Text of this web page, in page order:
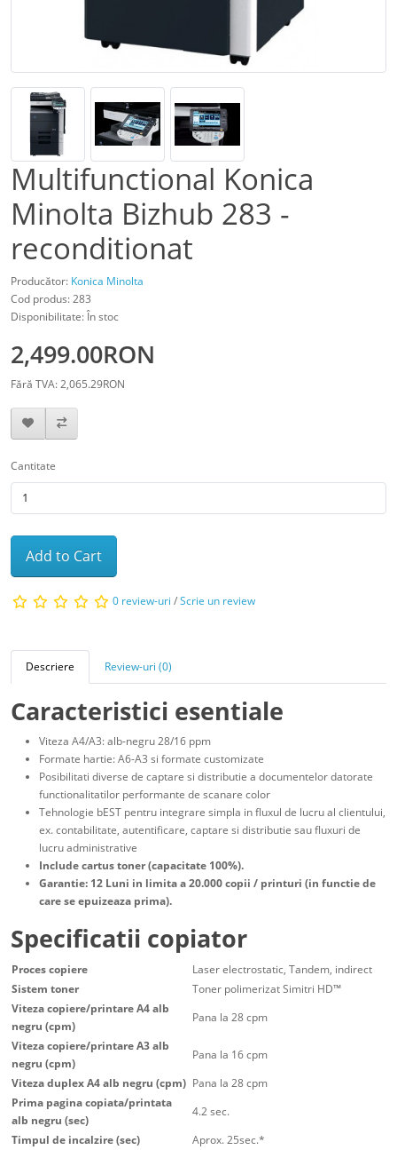
Multifunctional Konica
Minolta Bizhub 283 -
reconditionat
Producător: Konica Minolta
Cod produs: 283
Disponibilitate: În stoc
2,499.00RON
Fără TVA: 2,065.29RON
Cantitate
Add to Cart
0 review-uri /Scrie un review
Descriere Review-uri (0)
Caracteristici esentiale
Viteza A4/A3: alb-negru 28/16 ppm
Formate hartie: A6-A3 si formate customizate
Posibilitati diverse de captare si distributie a documentelor datorate
functionalitatilor performante de scanare color
Tehnologie bEST pentru integrare simpla in fluxul de lucru al clientului,
ex. contabilitate, autentificare, captare si distributie sau fluxuri de
lucru administrative
Include cartus toner (capacitate 100%).
Garantie: 12 Luni in limita a 20.000 copii / printuri (in functie de
care se epuizeaza prima).
Specificatii copiator
Proces copiere
Laser electrostatic, Tandem, indirect
Sistem toner
Toner polimerizat Simitri HD™
Viteza copiere/printare A4 alb
negru (cpm)
Pana la 28 cpm
Viteza copiere/printare A3 alb
negru (cpm)
Pana la 16 cpm
Viteza duplex A4 alb negru (cpm) Pana la 28 cpm
Prima pagina copiata/printata
alb negru (sec)
4.2 sec.
Timpul de incalzire (sec)
Aprox. 25sec.*